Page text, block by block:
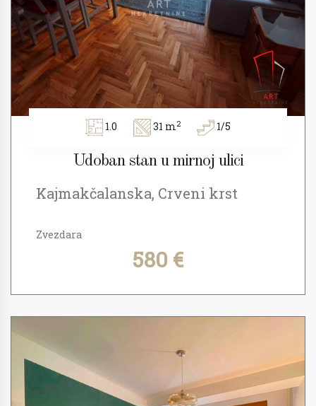
1.0 31 m2 1/5
Udoban stan u mirnoj ulici
Kajmakčalanska, Crveni krst
Zvezdara
580 €